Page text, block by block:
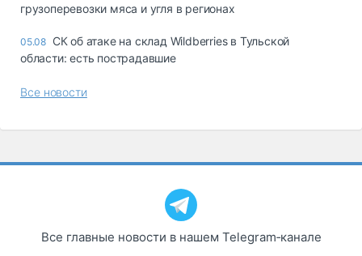
грузоперевозки мяса и угля в регионах
05.08 СК об атаке на склад Wildberries в Тульской
области: есть пострадавшие
Все новости
Все главные новости в нашем Telegram‑канале